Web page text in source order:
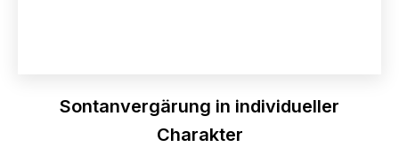
Sontanvergärung in individueller
Charakter